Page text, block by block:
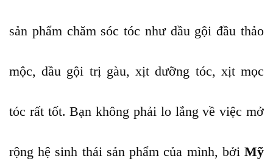
sản phẩm chăm sóc tóc như dầu gội đầu thảo
mộc, dầu gội trị gàu, xịt dưỡng tóc, xịt mọc
tóc rất tốt. Bạn không phải lo lắng về việc mở
rộng hệ sinh thái sản phẩm của mình, bởi Mỹ